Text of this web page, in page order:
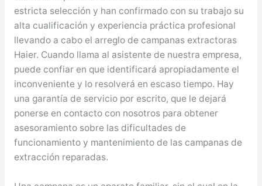
estricta selección y han confirmado con su trabajo su
alta cualificación y experiencia práctica profesional
llevando a cabo el arreglo de campanas extractoras
Haier. Cuando llama al asistente de nuestra empresa,
puede confiar en que identificará apropiadamente el
inconveniente y lo resolverá en escaso tiempo. Hay
una garantía de servicio por escrito, que le dejará
ponerse en contacto con nosotros para obtener
asesoramiento sobre las dificultades de
funcionamiento y mantenimiento de las campanas de
extracción reparadas.